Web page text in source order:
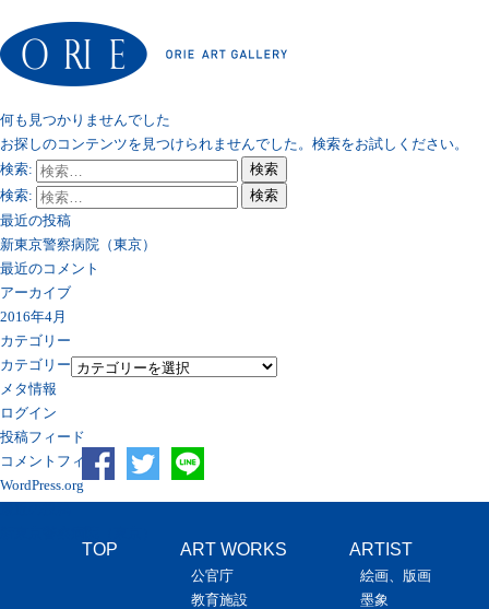
何も見つかりませんでした
お探しのコンテンツを見つけられませんでした。検索をお試しください。
検索:
検索
検索:
検索
最近の投稿
新東京警察病院（東京）
最近のコメント
アーカイブ
2016年4月
カテゴリー
カテゴリー
メタ情報
ログイン
投稿フィード
コメントフィード
WordPress.org
TOP ART WORKS
公官庁
教育施設
ARTIST
絵画、版画
墨象